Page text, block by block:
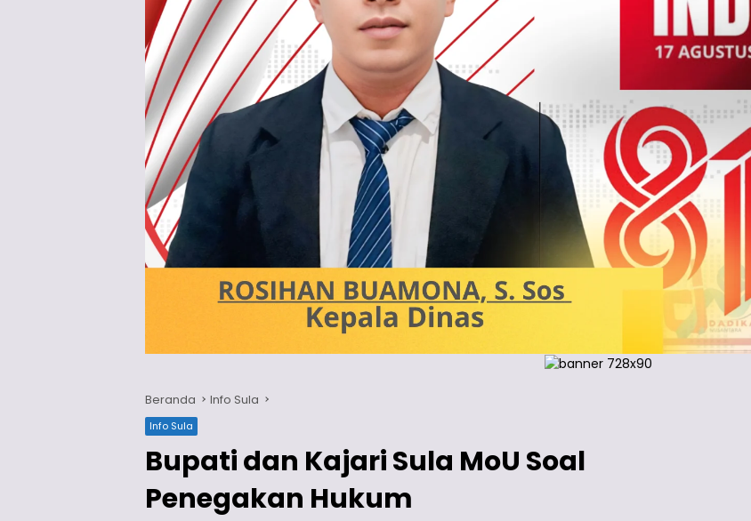
Beranda Info Sula
Info Sula
Bupati dan Kajari Sula MoU Soal
Penegakan Hukum